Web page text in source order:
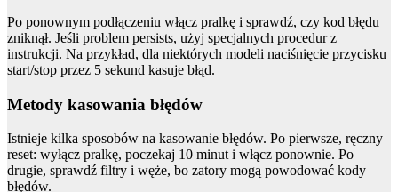
Po ponownym podłączeniu włącz pralkę i sprawdź, czy kod błędu
zniknął. Jeśli problem persists, użyj specjalnych procedur z
instrukcji. Na przykład, dla niektórych modeli naciśnięcie przycisku
start/stop przez 5 sekund kasuje błąd.
Metody kasowania błędów
Istnieje kilka sposobów na kasowanie błędów. Po pierwsze, ręczny
reset: wyłącz pralkę, poczekaj 10 minut i włącz ponownie. Po
drugie, sprawdź filtry i węże, bo zatory mogą powodować kody
błędów.